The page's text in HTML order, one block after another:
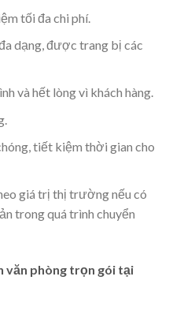
tối đa chi phí.
dạng, được trang bị các
và hết lòng vì khách hàng.
tiết kiệm thời gian cho
giá trị thị trường nếu có
trong quá trình chuyển
văn phòng trọn gói tại